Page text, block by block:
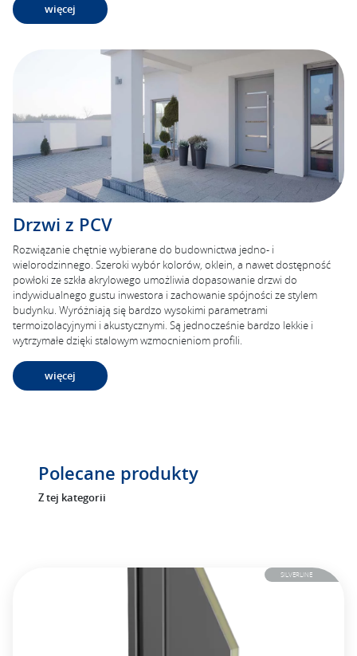
więcej
Drzwi z PCV
Rozwiązanie chętnie wybierane do budownictwa jedno- i
wielorodzinnego. Szeroki wybór kolorów, oklein, a nawet dostępność
powłoki ze szkła akrylowego umożliwia dopasowanie drzwi do
indywidualnego gustu inwestora i zachowanie spójności ze stylem
budynku. Wyróżniają się bardzo wysokimi parametrami
termoizolacyjnymi i akustycznymi. Są jednocześnie bardzo lekkie i
wytrzymałe dzięki stalowym wzmocnieniom profili.
więcej
Polecane produkty
Z tej kategorii
SILVERLINE